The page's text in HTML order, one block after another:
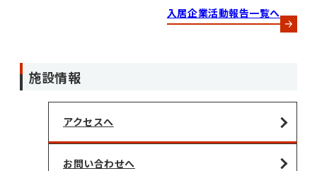
入居企業活動報告一覧へ
施設情報
アクセスへ
お問い合わせへ